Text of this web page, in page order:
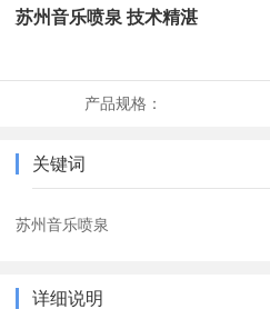
苏州音乐喷泉 技术精湛
产品规格：
关键词
苏州音乐喷泉
详细说明